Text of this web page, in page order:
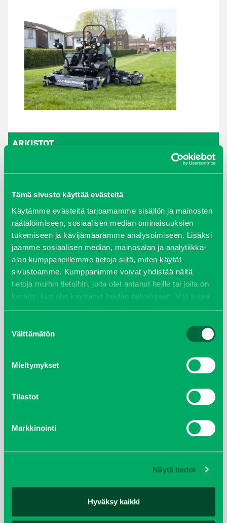
Tämä sivusto käyttää evästeitä
Käytämme evästeitä tarjoamamme sisällön ja mainosten
räätälöimiseen, sosiaalisen median ominaisuuksien
tukemiseen ja kävijämäärämme analysoimiseen. Lisäksi
jaamme sosiaalisen median, mainosalan ja analytiikka-
alan kumppaneillemme tietoja siitä, miten käytät
sivustoamme. Kumppanimme voivat yhdistää näitä
tietoja muihin tietoihin, joita olet antanut heille tai joita on
kerätty, kun olet käyttänyt heidän palvelujaan. Voit lukea
lisää evästeistä sekä muuttaa hyväksyntääsievästeet
valinta
Välttämätön
Mieltymykset
Tilastot
Markkinointi
Näytä tiedot
Hyväksy kaikki
ARKISTOT
elokuu 2024
syyskuu 2023
joulukuu 2022
huhtikuu 2022
helmikuu 2022
kesäkuu 2021
tammikuu 2021